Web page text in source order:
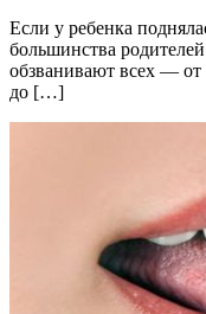
Если у ребенка
большинства
обзванивают всех — от
до […]